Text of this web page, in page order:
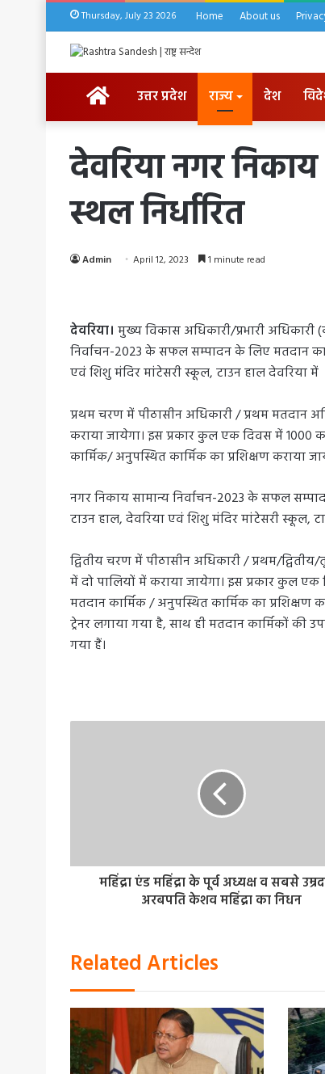
Thursday, July 23 2026 Home About us
HOMEउत्तर प्रदेश राज्य देश
देवरिया नगर
स्थल निर्धारित
Admin April 12, 2023 1 minute read
देवरिया। मुख्य विकास अधिकारी/प्रभारी अधिकारी
निर्वाचन-2023 के सफल सम्पादन के लिए मतदान
एवं शिशु मंदिर मांटेसरी स्कूल, टाउन हाल देवरिया
प्रथम चरण में पीठासीन अधिकारी / प्रथम मतदान
कराया जायेगा। इस प्रकार कुल एक दिवस में 1000
कार्मिक/ अनुपस्थित कार्मिक का प्रशिक्षण कराया
नगर निकाय सामान्य निर्वाचन-2023 के सफल
टाउन हाल, देवरिया एवं शिशु मंदिर मांटेसरी स्कूल,
द्वितीय चरण में पीठासीन अधिकारी / प्रथम/
में दो पालियों में कराया जायेगा। इस प्रकार कुल एक
मतदान कार्मिक / अनुपस्थित कार्मिक का प्रशिक्षण
ट्रेनर लगाया गया है, साथ ही मतदान कार्मिकों की
गया हैं।
महिंद्रा एंड महिंद्रा के पूर्व अध्यक्ष व सबसे
अरबपति केशव महिंद्रा का निधन
Related Articles